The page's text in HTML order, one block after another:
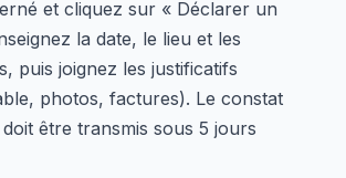
et cliquez sur « Déclarer un
la date, le lieu et les
puis joignez les justificatifs
photos, factures). Le constat
être transmis sous 5 jours